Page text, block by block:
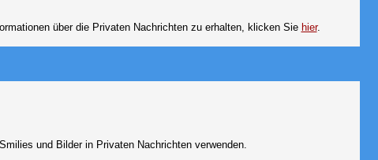
über die Privaten Nachrichten zu erhalten, klicken Sie hier.
und Bilder in Privaten Nachrichten verwenden.